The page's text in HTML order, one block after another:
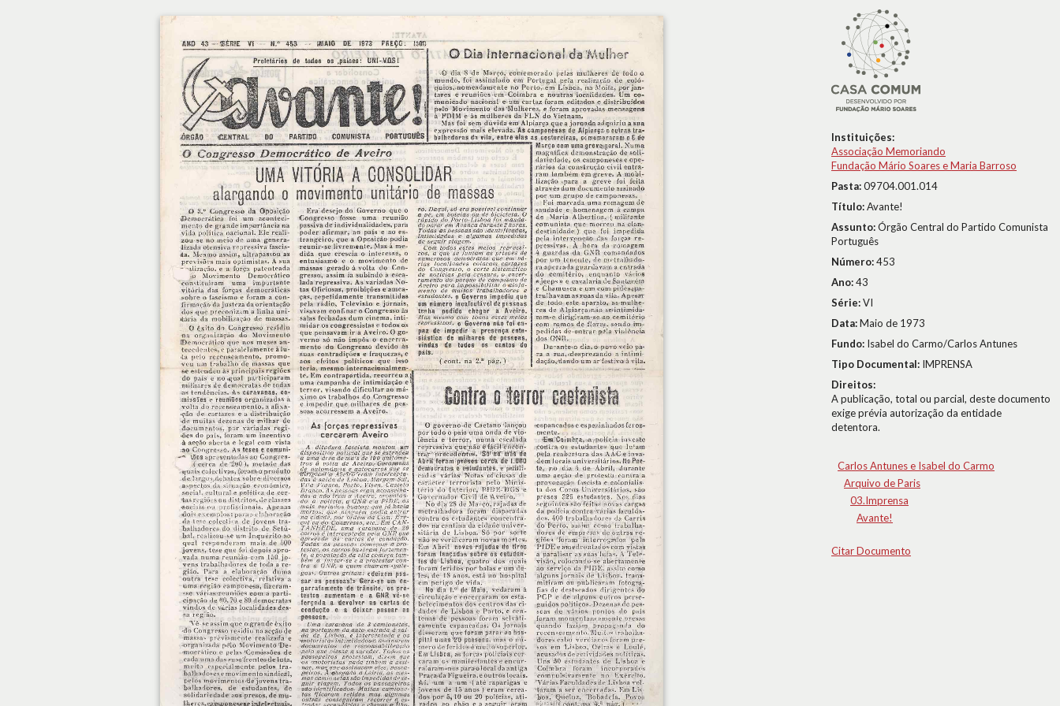
Instituições:
Associação Memoriando
Fundação Mário Soares e Maria Barroso
Pasta:09704.001.014
Título:Avante!
Assunto:Órgão Central do Partido Comunista
Português
Número:453
Ano:43
Série:VI
Data:Maio de 1973
Fundo: Isabel do Carmo/Carlos Antunes
Tipo Documental: IMPRENSA
Direitos:
A publicação, total ou parcial, deste documento
exige prévia autorização da entidade
detentora.
Carlos Antunes e Isabel do Carmo
Arquivo de Paris
03.Imprensa
Avante!
Citar Documento